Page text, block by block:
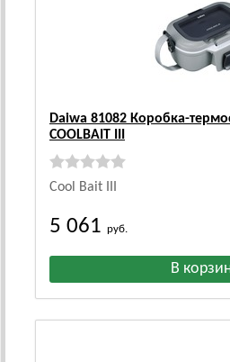
Daiwa 81082 Коробка-
COOLBAIT III
Cool Bait III
5 061 руб.